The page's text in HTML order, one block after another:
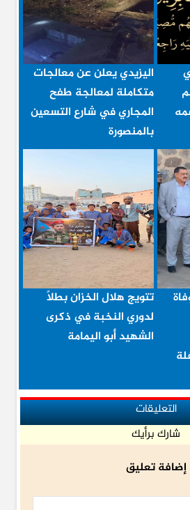
اليزيدي يعلن عن معالجات
متكاملة لمعالجة طفح
المجاري في شارع التسعين
بالمنصورة
تتويج هلال الخزان بطلاً
لدوري النخبة في ذكرى
الشهيد أبو اليمامة
التعليقات
شارك برأيك
إضافة تعليق